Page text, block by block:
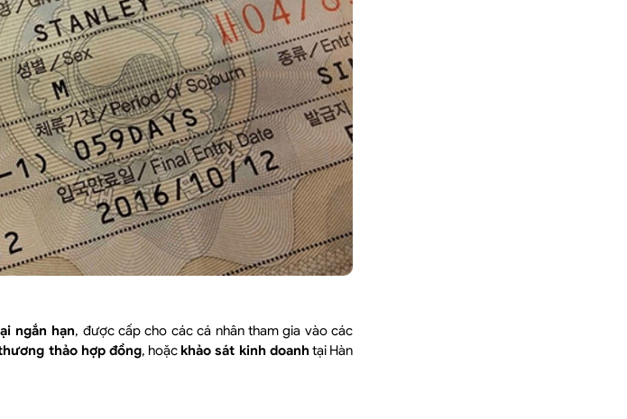
ngắn hạn, được cấp cho các cá nhân tham gia vào các
thảo hợp đồng, hoặc khảo sát kinh doanhtại Hàn